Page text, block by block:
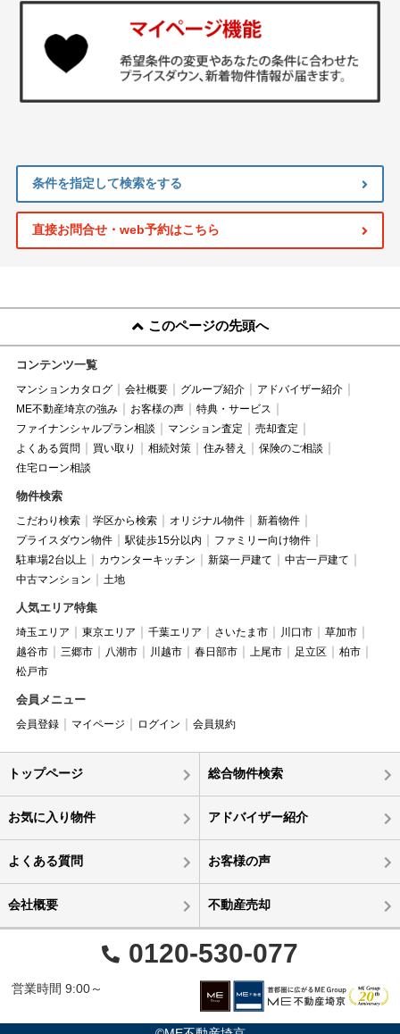
条件を指定して検索をする
直接お問合せ・web予約はこちら
このページの先頭へ
コンテンツ一覧
マンションカタログ 会社概要 グループ紹介
アドバイザー紹介
ME不動産埼京の強み
お客様の声
特典・サービス
ファイナンシャルプラン相談
マンション査定
売却査定
よくある質問
買い取り 相続対策 住み替え
保険のご相談
住宅ローン相談
物件検索
こだわり検索 学区から検索 オリジナル物件
新着物件
プライスダウン物件
駅徒歩15分以内
ファミリー向け物件
駐車場2台以上
カウンターキッチン 新築一戸建て
中古一戸建て
中古マンション
土地
人気エリア特集
埼玉エリア 東京エリア 千葉エリア さいたま市 川口市
草加市
越谷市
三郷市 八潮市 川越市 春日部市 上尾市 足立区
柏市
松戸市
会員メニュー
会員登録 マイページ ログイン 会員規約
トップページ 総合物件検索
お気に入り物件 アドバイザー紹介
よくある質問 お客様の声
会社概要 不動産売却
0120-530-077
営業時間 9:00～